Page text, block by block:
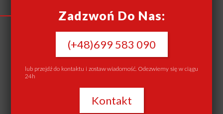
dotyczącym mieszkania własnościowego
Zadzwoń Do Nas:
(+48)699 583 090
lub przejdź do kontaktu i zostaw wiadomość. Odezwiemy się w ciągu
24h
Kontakt